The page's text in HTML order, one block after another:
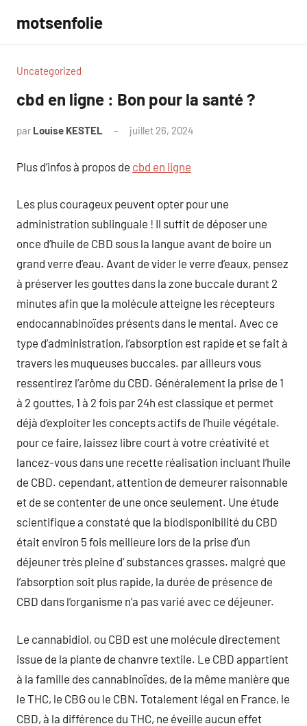
contenu
motsenfolie
Uncategorized
cbd en ligne : Bon pour la santé ?
par Louise KESTEL juillet 26, 2024
Plus d’infos à propos de cbd en ligne
Les plus courageux peuvent opter pour une
administration sublinguale ! Il suffit de déposer une
once d’huile de CBD sous la langue avant de boire un
grand verre d’eau. Avant de vider le verre d’eaux, pensez
à préserver les gouttes dans la zone buccale durant 2
minutes afin que la molécule atteigne les récepteurs
endocannabinoïdes présents dans le mental. Avec ce
type d’administration, l’absorption est rapide et se fait à
travers les muqueuses buccales. par ailleurs vous
ressentirez l’arôme du CBD. Généralement la prise de 1
à 2 gouttes, 1 à 2 fois par 24h est classique et permet
déjà d’exploiter les concepts actifs de l’huile végétale.
pour ce faire, laissez libre court à votre créativité et
lancez-vous dans une recette réalisation incluant l’huile
de CBD. cependant, attention de demeurer raisonnable
et de se contenter de une once seulement. Une étude
scientifique a constaté que la biodisponibilité du CBD
était environ 5 fois meilleure lors de la prise d’un
déjeuner très pleine d’ substances grasses. malgré que
l’absorption soit plus rapide, la durée de présence de
CBD dans l’organisme n’a pas varié avec ce déjeuner.
Le cannabidiol, ou CBD est une molécule directement
issue de la plante de chanvre textile. Le CBD appartient
à la famille des cannabinoïdes, de la même manière que
le THC, le CBG ou le CBN. Totalement légal en France, le
CBD, à la différence du THC, ne éveille aucun effet